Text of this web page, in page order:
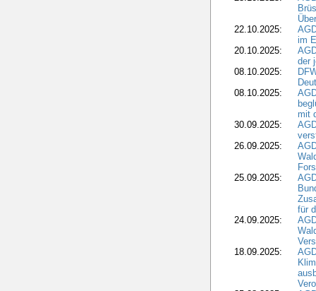
22.10.2025:
im
20.10.2025:
der
08.10.2025:
08.10.2025:
mit
30.09.2025:
26.09.2025:
25.09.2025:
für
24.09.2025:
18.09.2025: